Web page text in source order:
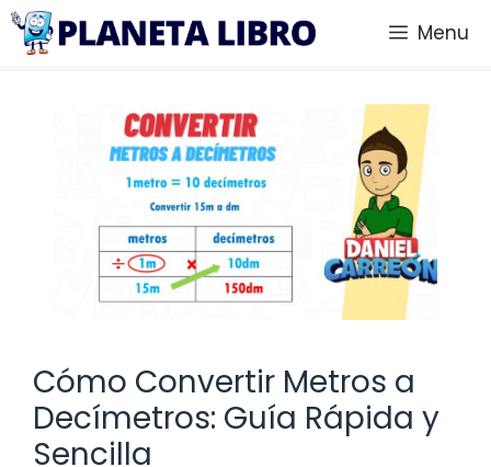
Saltar
Menu
Cómo Convertir Metros a
Decímetros: Guía Rápida y
Sencilla